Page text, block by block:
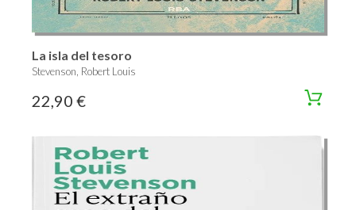
La isla del tesoro
Stevenson, Robert Louis
22,90 €